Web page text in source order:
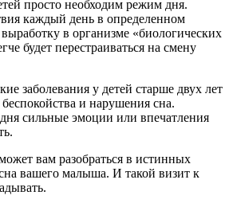
просто необходим режим дня.
каждый день в определенном
в организме «биологических
будет перестраиваться на смену
заболевания у детей старше двух лет
и нарушения сна.
сильные эмоции или впечатления
вам разобраться в истинных
вашего малыша. И такой визит к